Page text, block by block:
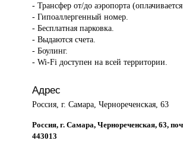
- Трансфер от/до аэропорта
- Гипоаллергенный номер.
- Бесплатная парковка.
- Выдаются счета.
- Боулинг.
- Wi-Fi доступен на всей территории.
Адрес
Россия, г. Самара, Чернореченская, 63
Россия, г. Самара, Чернореченская, 63,
443013